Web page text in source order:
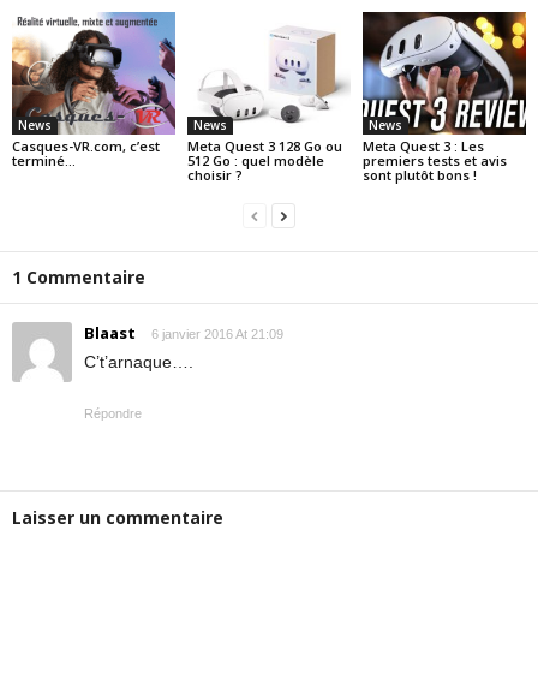
News
Casques-VR.com, c’est
terminé…
News
Meta Quest 3 128 Go ou
512 Go : quel modèle
choisir ?
News
Meta Quest 3 : Les
premiers tests et avis
sont plutôt bons !
1 Commentaire
Blaast 6 janvier 2016 At 21:09
C’t’arnaque….
Répondre
Laisser un commentaire